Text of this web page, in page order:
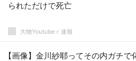
られただけで死亡
大物Youtubeｒ速報
【画像】金川紗耶ってその内ガチで